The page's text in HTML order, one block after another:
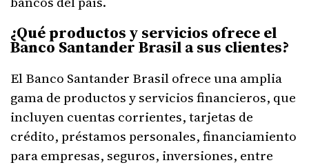
¿Qué productos y servicios ofrece el
Banco Santander Brasil a sus clientes?
El Banco Santander Brasil ofrece una amplia
gama de productos y servicios financieros, que
incluyen cuentas corrientes, tarjetas de
crédito, préstamos personales, financiamiento
para empresas, seguros, inversiones, entre